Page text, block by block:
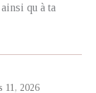
qu à ta
11, 2026